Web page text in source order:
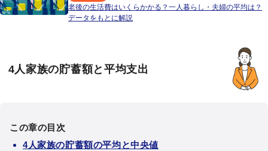
老後の生活費はいくらかかる？一人暮らし・夫婦の平均は？
データをもとに解説
4人家族の貯蓄額と平均支出
この章の目次
4人家族の貯蓄額の平均と中央値